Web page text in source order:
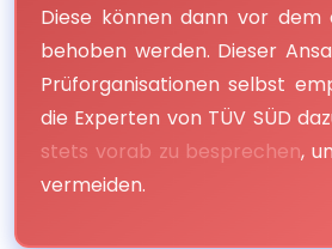
Diese können dann vor dem
behoben werden. Dieser
Prüforganisationen selbst
die Experten von TÜV SÜD
stets vorab zu besprechen,
vermeiden.